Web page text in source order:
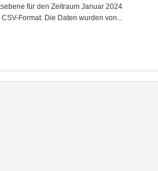
für den Zeitraum Januar 2024
Format. Die Daten wurden von...